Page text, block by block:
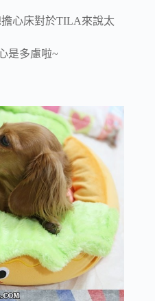
心床對於TILA來說太
是多慮啦~